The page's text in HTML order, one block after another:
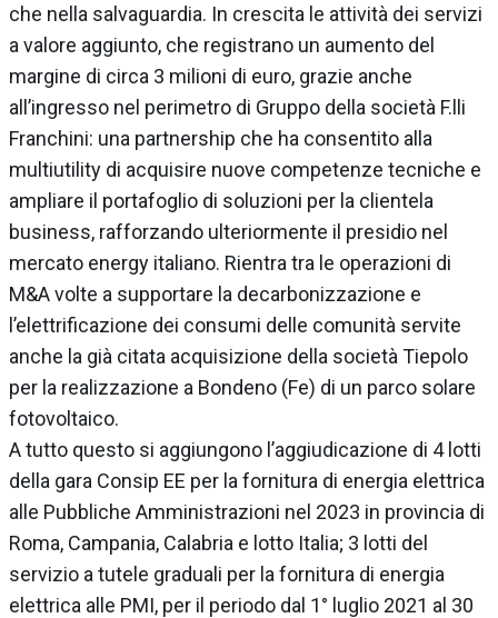
che nella salvaguardia. In crescita le attività dei servizi
a valore aggiunto, che registrano un aumento del
margine di circa 3 milioni di euro, grazie anche
all’ingresso nel perimetro di Gruppo della società F.lli
Franchini: una partnership che ha consentito alla
multiutility di acquisire nuove competenze tecniche e
ampliare il portafoglio di soluzioni per la clientela
business, rafforzando ulteriormente il presidio nel
mercato energy italiano. Rientra tra le operazioni di
M&A volte a supportare la decarbonizzazione e
l’elettrificazione dei consumi delle comunità servite
anche la già citata acquisizione della società Tiepolo
per la realizzazione a Bondeno (Fe) di un parco solare
fotovoltaico.
A tutto questo si aggiungono l’aggiudicazione di 4 lotti
della gara Consip EE per la fornitura di energia elettrica
alle Pubbliche Amministrazioni nel 2023 in provincia di
Roma, Campania, Calabria e lotto Italia; 3 lotti del
servizio a tutele graduali per la fornitura di energia
elettrica alle PMI, per il periodo dal 1° luglio 2021 al 30